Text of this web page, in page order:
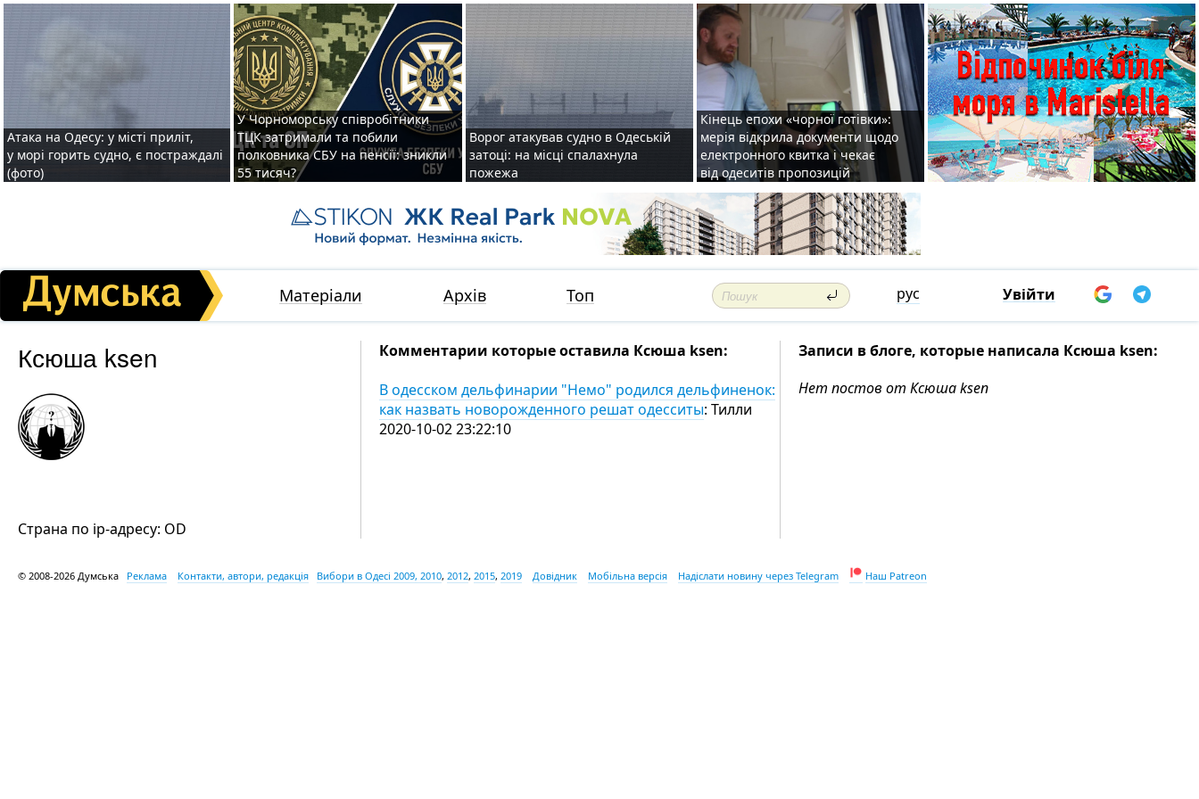
Атака на Одесу: у місті приліт,
у морі горить судно, є постраждалі
(фото)
У Чорноморську співробітники
ТЦК затримали та побили
полковника СБУ на пенсії: зникли
55 тисяч?
Ворог атакував судно в Одеській
затоці: на місці спалахнула
пожежа
Кінець епохи «чорної готівки»:
мерія відкрила документи щодо
електронного квитка і чекає
від одеситів пропозицій
Матеріали Архів Топ рус Увійти
Ксюша ksen
Страна по ip-адресу: OD
Комментарии которые оставила Ксюша ksen:
В одесском дельфинарии "Немо" родился дельфиненок:
как назвать новорожденного решат одесситы: Тилли
2020-10-02 23:22:10
Записи в блоге, которые написала Ксюша ksen:
Нет постов от Ксюша ksen
© 2008-2026 Думська Реклама Контакти, автори, редакція Вибори в Одесі 2009, 2010, 2012, 2015, 2019 Довідник Мобільна версія Надіслати новину через Telegram Наш Patreon